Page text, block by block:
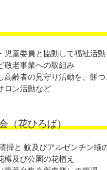
児童委員と協動して福祉活動
敬老事業への取組み
高齢者の見守り活動を、餅
ロン活動など
（花ひろば）
掃と 蚊及びアルゼンチン蟻
樽及び公園の花植え